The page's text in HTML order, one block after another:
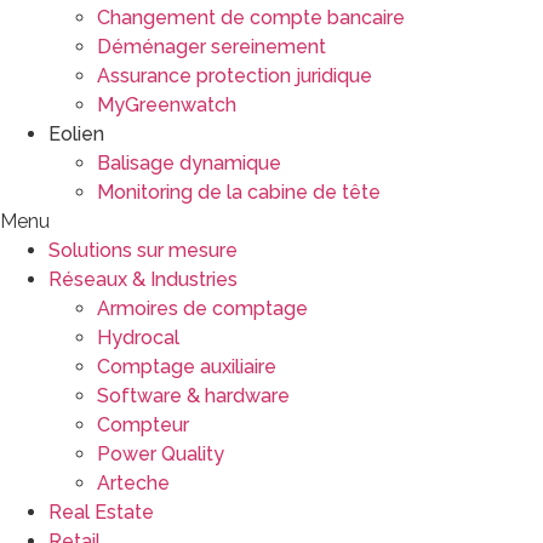
Changement de compte bancaire
Déménager sereinement
Assurance protection juridique
MyGreenwatch
Eolien
Balisage dynamique
Monitoring de la cabine de tête
Menu
Solutions sur mesure
Réseaux & Industries
Armoires de comptage
Hydrocal
Comptage auxiliaire
Software & hardware
Compteur
Power Quality
Arteche
Real Estate